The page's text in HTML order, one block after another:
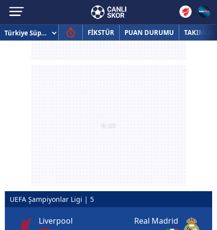
FİKSTÜR PUAN DURUMU TAKIMLAR
UEFA Şampiyonlar Ligi | 5
Liverpool
Real Madrid